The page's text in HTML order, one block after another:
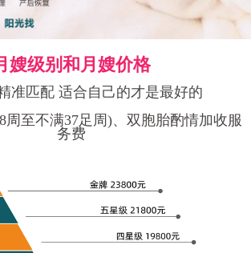
嫂级别和月嫂价格
准匹配 适合自己的才是最好的
周至不满37足周)、双胞胎酌情加收服
务费